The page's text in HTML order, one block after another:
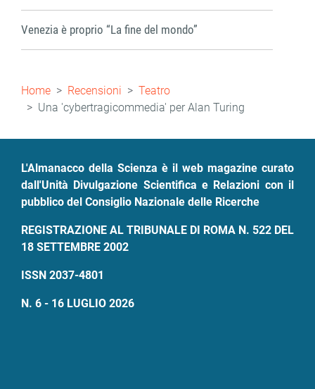
Venezia è proprio “La fine del mondo”
Briciole
di
pane
Home Recensioni
Teatro
Una 'cybertragicommedia' per Alan Turing
L'Almanacco della Scienza è il web magazine curato
dall'Unità Divulgazione Scientifica e Relazioni con il
pubblico del Consiglio Nazionale delle Ricerche
REGISTRAZIONE AL TRIBUNALE DI ROMA N. 522 DEL
18 SETTEMBRE 2002
ISSN 2037-4801
N. 6 - 16 LUGLIO 2026